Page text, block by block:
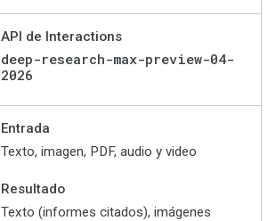
API de Interactions
deep-research-max-preview-04-
2026
Entrada
Texto, imagen, PDF, audio y video
Resultado
Texto (informes citados), imágenes